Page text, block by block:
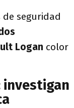
de seguridad
Logan color
investigan